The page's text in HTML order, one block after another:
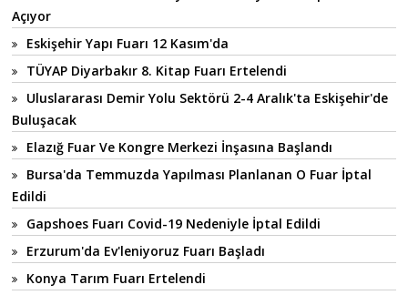
Açıyor
Eskişehir Yapı Fuarı 12 Kasım'da
TÜYAP Diyarbakır 8. Kitap Fuarı Ertelendi
Uluslararası Demir Yolu Sektörü 2-4 Aralık'ta Eskişehir'de
Buluşacak
Elazığ Fuar Ve Kongre Merkezi İnşasına Başlandı
Bursa'da Temmuzda Yapılması Planlanan O Fuar İptal
Edildi
Gapshoes Fuarı Covid-19 Nedeniyle İptal Edildi
Erzurum'da Ev'leniyoruz Fuarı Başladı
Konya Tarım Fuarı Ertelendi